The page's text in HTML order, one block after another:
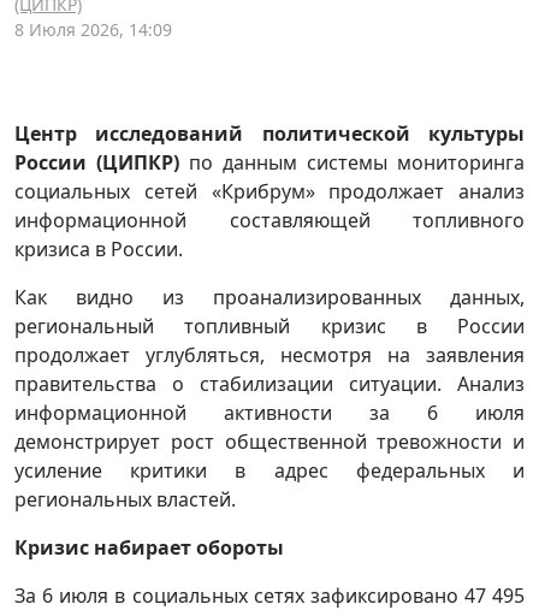
8 Июля 2026, 14:09
Центр исследований политической культуры
России (ЦИПКР) по данным системы мониторинга
социальных сетей «Крибрум» продолжает анализ
информационной составляющей топливного
кризиса в России.
Как видно из проанализированных данных,
региональный топливный кризис в России
продолжает углубляться, несмотря на заявления
правительства о стабилизации ситуации. Анализ
информационной активности за 6 июля
демонстрирует рост общественной тревожности и
усиление критики в адрес федеральных и
региональных властей.
Кризис набирает обороты
За 6 июля в социальных сетях зафиксировано 47 495